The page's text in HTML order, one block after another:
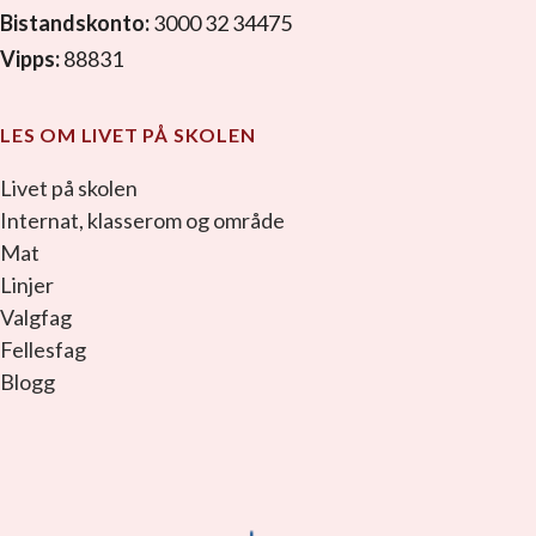
Bistandskonto:3000 32 34475
Vipps:88831
LES OM LIVET PÅ SKOLEN
Livet på skolen
Internat, klasserom og område
Mat
Linjer
Valgfag
Fellesfag
Blogg